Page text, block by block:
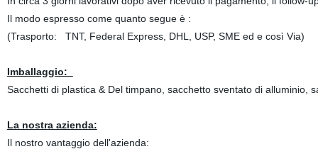
Il modo espresso come quanto segue è :
(Trasporto: TNT, Federal Express, DHL, USP, SME ed e così Via)
Imballaggio:
Sacchetti di plastica & Del timpano, sacchetto sventato di alluminio,
La nostra azienda:
Il nostro vantaggio dell'azienda: